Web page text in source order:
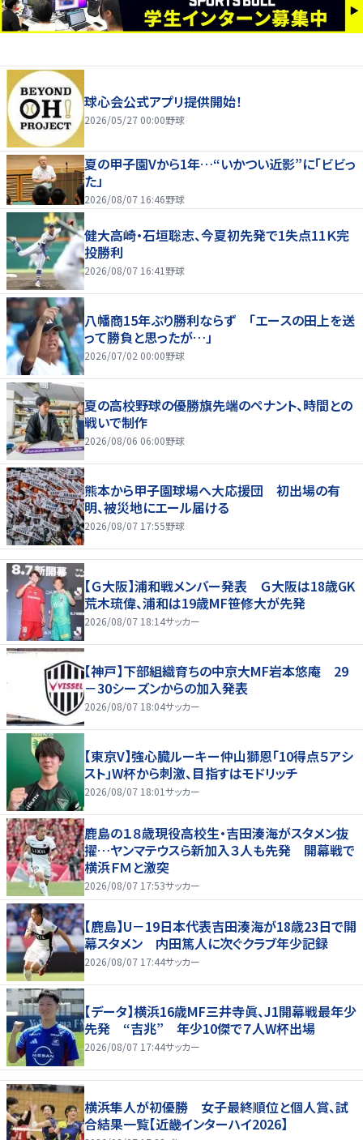
球心会公式アプリ提供開始！
2026/05/27 00:00野球
夏の甲子園Vから1年…“いかつい近影”に「ビビっ
た」
2026/08/07 16:46野球
健大高崎・石垣聡志、今夏初先発で1失点11Ｋ完
投勝利
2026/08/07 16:41 野球
八幡商15年ぶり勝利ならず 「エースの田上を送
って勝負と思ったが…」
2026/07/02 00:00野球
夏の高校野球の優勝旗先端のペナント、時間との
戦いで制作
2026/08/06 06:00野球
熊本から甲子園球場へ大応援団 初出場の有
明、被災地にエール届ける
2026/08/07 17:55野球
【Ｇ大阪】浦和戦メンバー発表 Ｇ大阪は18歳GK
荒木琉偉、浦和は19歳MF笹修大が先発
2026/08/07 18:14サッカー
【神戸】下部組織育ちの中京大MF岩本悠庵 29
－30シーズンからの加入発表
2026/08/07 18:04サッカー
【東京V】強心臓ルーキー仲山獅恩「10得点５アシ
スト」W杯から刺激、目指すはモドリッチ
2026/08/07 18:01サッカー
鹿島の１８歳現役高校生・吉田湊海がスタメン抜
擢…ヤンマテウスら新加入３人も先発 開幕戦で
横浜ＦＭと激突
2026/08/07 17:53サッカー
【鹿島】U－19日本代表吉田湊海が18歳23日で開
幕スタメン 内田篤人に次ぐクラブ年少記録
2026/08/07 17:44サッカー
【データ】横浜16歳MF三井寺眞、J1開幕戦最年少
先発 “吉兆” 年少10傑で７人W杯出場
2026/08/07 17:44サッカー
横浜隼人が初優勝 女子最終順位と個人賞、試
合結果一覧【近畿インターハイ2026】